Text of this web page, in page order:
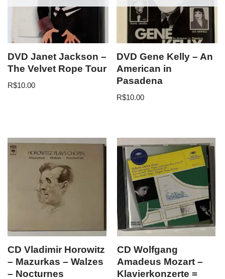
DVD Janet Jackson –
The Velvet Rope Tour
R$10.00
DVD Gene Kelly – An
American in
Pasadena
R$10.00
CD Vladimir Horowitz
– Mazurkas – Walzes
– Nocturnes
CD Wolfgang
Amadeus Mozart –
Klavierkonzerte =